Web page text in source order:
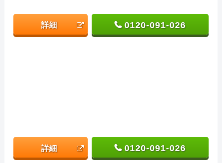
詳細 0120-091-026
詳細 0120-091-026